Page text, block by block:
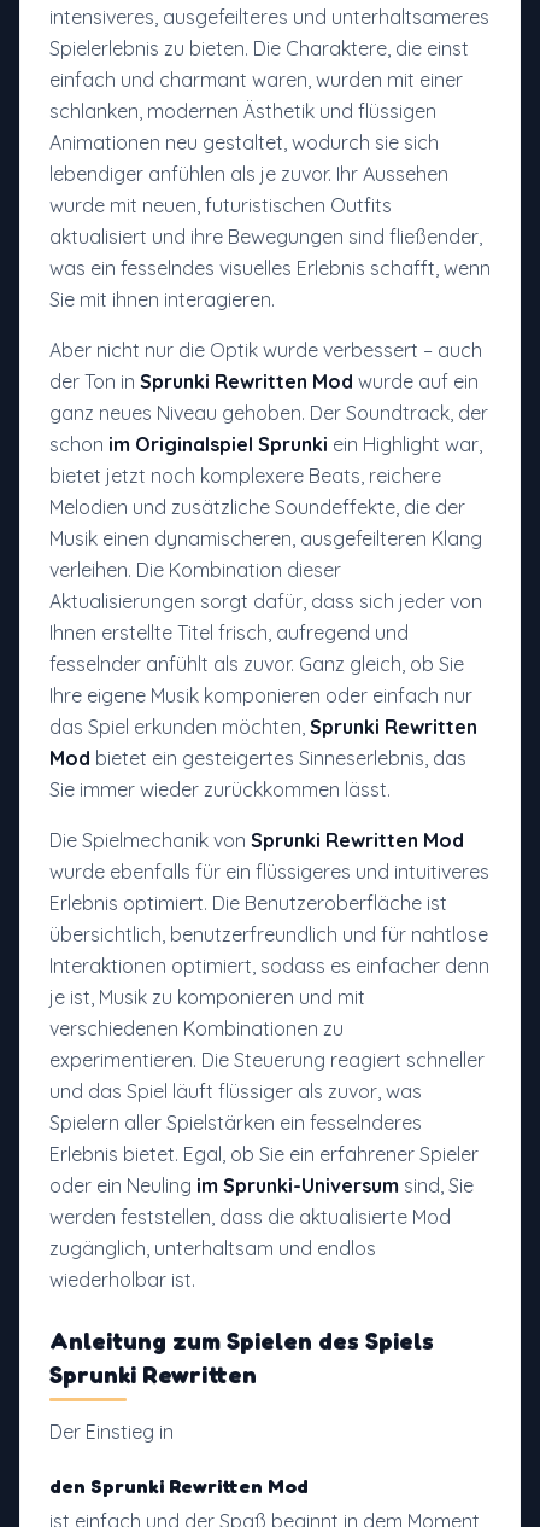
intensiveres, ausgefeilteres und unterhaltsameres
Spielerlebnis zu bieten. Die Charaktere, die einst
einfach und charmant waren, wurden mit einer
schlanken, modernen Ästhetik und flüssigen
Animationen neu gestaltet, wodurch sie sich
lebendiger anfühlen als je zuvor. Ihr Aussehen
wurde mit neuen, futuristischen Outfits
aktualisiert und ihre Bewegungen sind fließender,
was ein fesselndes visuelles Erlebnis schafft, wenn
Sie mit ihnen interagieren.
Aber nicht nur die Optik wurde verbessert – auch
der Ton in Sprunki Rewritten Mod wurde auf ein
ganz neues Niveau gehoben. Der Soundtrack, der
schon im Originalspiel Sprunki ein Highlight war,
bietet jetzt noch komplexere Beats, reichere
Melodien und zusätzliche Soundeffekte, die der
Musik einen dynamischeren, ausgefeilteren Klang
verleihen. Die Kombination dieser
Aktualisierungen sorgt dafür, dass sich jeder von
Ihnen erstellte Titel frisch, aufregend und
fesselnder anfühlt als zuvor. Ganz gleich, ob Sie
Ihre eigene Musik komponieren oder einfach nur
das Spiel erkunden möchten, Sprunki Rewritten
Mod bietet ein gesteigertes Sinneserlebnis, das
Sie immer wieder zurückkommen lässt.
Die Spielmechanik von Sprunki Rewritten Mod
wurde ebenfalls für ein flüssigeres und intuitiveres
Erlebnis optimiert. Die Benutzeroberfläche ist
übersichtlich, benutzerfreundlich und für nahtlose
Interaktionen optimiert, sodass es einfacher denn
je ist, Musik zu komponieren und mit
verschiedenen Kombinationen zu
experimentieren. Die Steuerung reagiert schneller
und das Spiel läuft flüssiger als zuvor, was
Spielern aller Spielstärken ein fesselnderes
Erlebnis bietet. Egal, ob Sie ein erfahrener Spieler
oder ein Neuling im Sprunki-Universum sind, Sie
werden feststellen, dass die aktualisierte Mod
zugänglich, unterhaltsam und endlos
wiederholbar ist.
Anleitung zum Spielen des Spiels
Sprunki Rewritten
Der Einstieg in
den Sprunki Rewritten Mod
ist einfach und der Spaß beginnt in dem Moment,